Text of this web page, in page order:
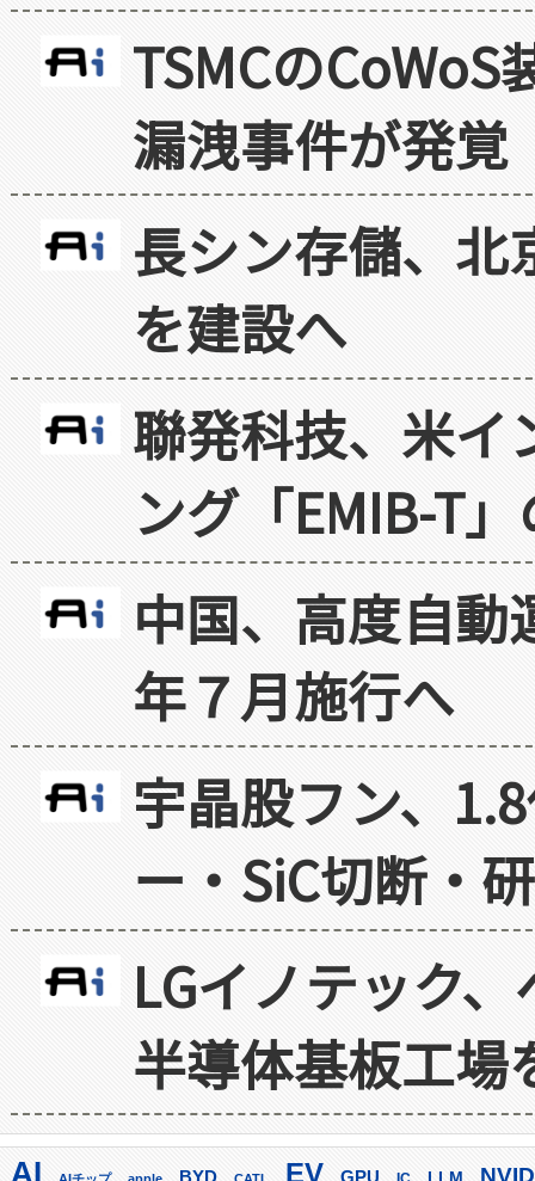
TSMCの
漏洩事件が発覚
長シン存儲、北
を建設へ
聯発科技、米イ
ング「EMIB-T
中国、高度自
年７月施行へ
宇晶股フン、
ー・SiC切断・
LGイノテック
半導体基板工場
AI EV